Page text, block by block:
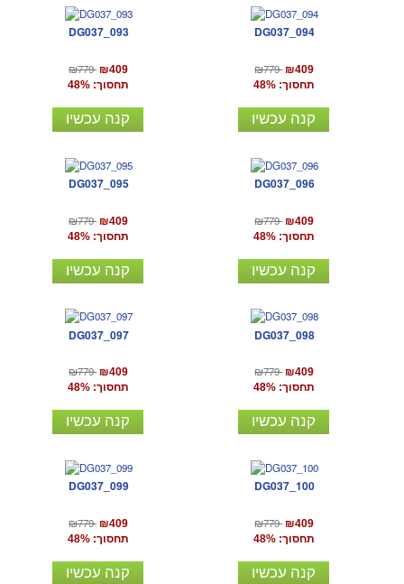
DG037_093
₪779 ₪409
תחסוך: 48%
קנה עכשיו
DG037_094
₪779 ₪409
תחסוך: 48%
קנה עכשיו
DG037_095
₪779 ₪409
תחסוך: 48%
קנה עכשיו
DG037_096
₪779 ₪409
תחסוך: 48%
קנה עכשיו
DG037_097
₪779 ₪409
תחסוך: 48%
קנה עכשיו
DG037_098
₪779 ₪409
תחסוך: 48%
קנה עכשיו
DG037_099
₪779 ₪409
תחסוך: 48%
קנה עכשיו
DG037_100
₪779 ₪409
תחסוך: 48%
קנה עכשיו